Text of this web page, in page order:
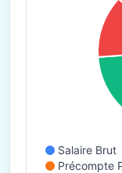
Salaire Brut
Précompte